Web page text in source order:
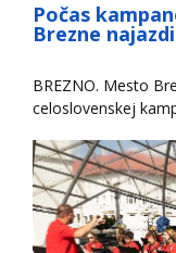
Počas
Brezne
BREZNO. Mesto
celoslovenskej